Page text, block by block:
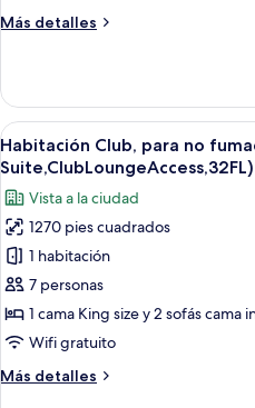
Más detalles
Más
familiar,
para
no
fumadores
Abrir
todas
las
fotos
de
Habitación
Club,
para
no
(Panorama
24
Habitación Club, para no
Suite,ClubLoungeAccess,32FL)
Vista a la ciudad
1270 pies cuadrados
1 habitación
7 personas
1 cama King size y 2 sofás cama
Wifi gratuito
Más detalles
Más